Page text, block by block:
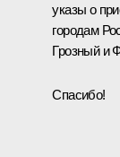
указы о
городам
Грозный и
Спасибо!